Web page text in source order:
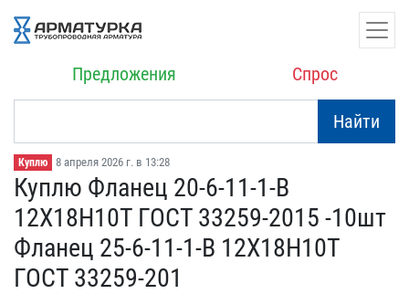
Предложения Спрос
Найти
Куплю 8 апреля 2026 г. в 13:28
Куплю Фланец 20-6-11-1-В​
12Х18Н10Т ГОСТ 33259-20​15 -10шт
Фланец 25-6-11-​1-В 12Х18Н10Т
ГОСТ 33259​-201